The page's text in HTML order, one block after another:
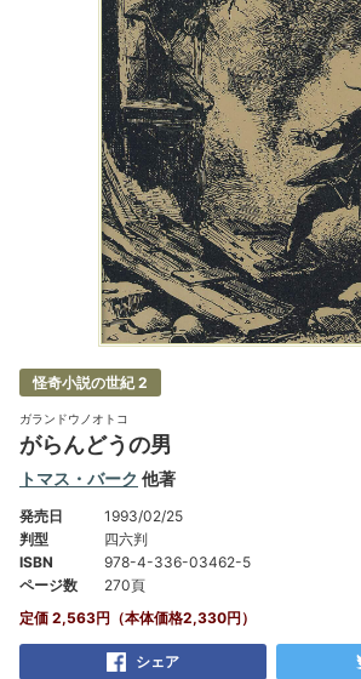
怪奇小説の世紀 2
ガランドウノオトコ
がらんどうの男
トマス・バーク 他著
発売日
1993/02/25
判型
四六判
ISBN
978-4-336-03462-5
ページ数
270頁
定価 2,563円（本体価格2,330円）
シェア